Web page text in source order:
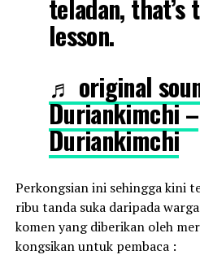
teladan, that’s
lesson.
♬ original
Duriankimchi –
Duriankimchi
Perkongsian ini sehingga kini
ribu tanda suka daripada
komen yang diberikan oleh
kongsikan untuk pembaca :